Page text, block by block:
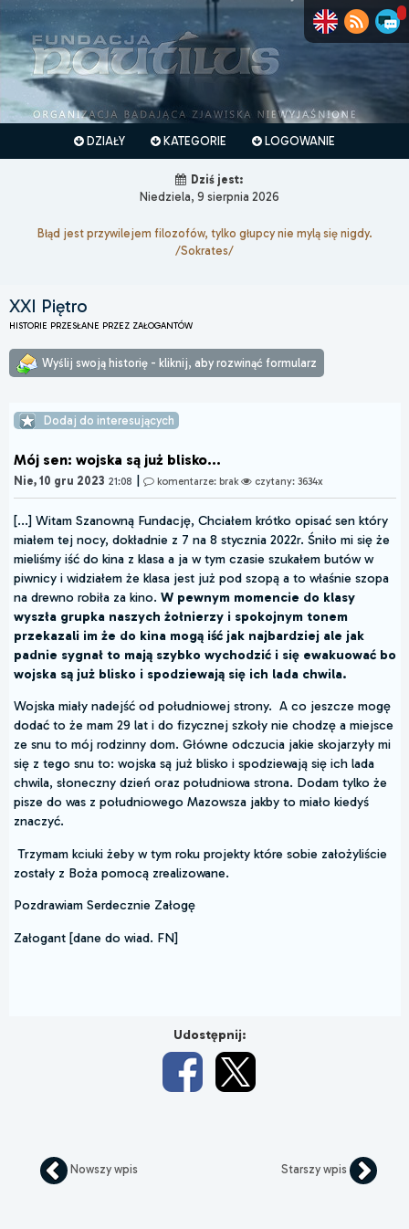
DZIAŁY KATEGORIE LOGOWANIE
Dziś jest:
Niedziela, 9 sierpnia 2026
Błąd jest przywilejem filozofów, tylko głupcy nie mylą się nigdy.
/Sokrates/
XXI Piętro
HISTORIE PRZESŁANE PRZEZ ZAŁOGANTÓW
Wyślij swoją historię - kliknij, aby rozwinąć formularz
Dodaj do interesujących
Mój sen: wojska są już blisko...
Nie, 10 gru 2023 21:08 komentarze: brak czytany: 3634x
[...] Witam Szanowną Fundację, Chciałem krótko opisać sen który
miałem tej nocy, dokładnie z 7 na 8 stycznia 2022r. Śniło mi się że
mieliśmy iść do kina z klasa a ja w tym czasie szukałem butów w
piwnicy i widziałem że klasa jest już pod szopą a to właśnie szopa
na drewno robiła za kino. W pewnym momencie do klasy
wyszła grupka naszych żołnierzy i spokojnym tonem
przekazali im że do kina mogą iść jak najbardziej ale jak
padnie sygnał to mają szybko wychodzić i się ewakuować bo
wojska są już blisko i spodziewają się ich lada chwila.
Wojska miały nadejść od południowej strony. A co jeszcze mogę
dodać to że mam 29 lat i do fizycznej szkoły nie chodzę a miejsce
ze snu to mój rodzinny dom. Główne odczucia jakie skojarzyły mi
się z tego snu to: wojska są już blisko i spodziewają się ich lada
chwila, słoneczny dzień oraz południowa strona. Dodam tylko że
pisze do was z południowego Mazowsza jakby to miało kiedyś
znaczyć.
Trzymam kciuki żeby w tym roku projekty które sobie założyliście
zostały z Boża pomocą zrealizowane.
Pozdrawiam Serdecznie Załogę
Załogant [dane do wiad. FN]
Udostępnij:
Nowszy wpis Starszy wpis